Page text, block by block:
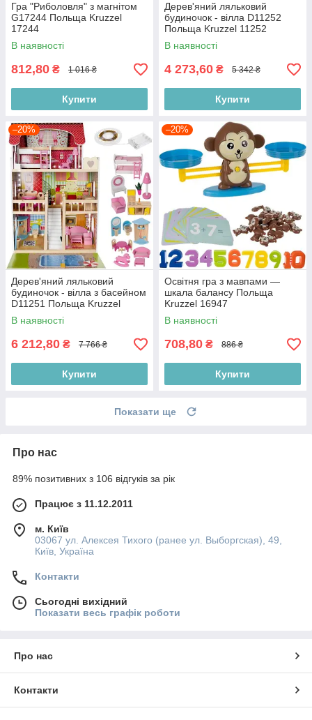
Гра "Риболовля" з магнітом
G17244 Польща Kruzzel
17244
В наявності
812,80 ₴ 1 016 ₴
Купити
Дерев'яний ляльковий
будиночок - вілла D11252
Польща Kruzzel 11252
В наявності
4 273,60 ₴ 5 342 ₴
Купити
–20%
Дерев'яний ляльковий
будиночок - вілла з басейном
D11251 Польща Kruzzel
11251
В наявності
6 212,80 ₴ 7 766 ₴
Купити
–20%
Освітня гра з мавпами —
шкала балансу Польща
Kruzzel 16947
В наявності
708,80 ₴ 886 ₴
Купити
Показати ще
Про нас
89% позитивних з 106 відгуків за рік
Працює з 11.12.2011
м. Київ
03067 ул. Алексея Тихого (ранее ул. Выборгская), 49,
Київ, Україна
Контакти
Сьогодні вихідний
Показати весь графік роботи
Про нас
Контакти